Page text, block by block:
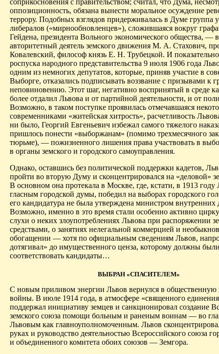
оппозиционность, обязана вынести моральное осуждение
террору. Подобных взглядов придерживалась в Думе группа
либералов («мирнообновленцев»), сложившаяся вокруг
Гейдена, президента Вольного экономического общества, —
авторитетный деятель земского движения М. А. Стахович,
Ковалевский, философ князь Е. Н. Трубецкой. И
роспуска народного представительства 9 июля 1906 года
одним из немногих депутатов, которые, приняв участие в
Выборге, отказались подписывать воззвание с призывами к
неповиновению. Этот шаг, негативно воспринятый в среде
более отдалил Львова и от партийной деятельности, и от
Возможно, в таком поступке проявилась отмечавшаяся
современниками «житейская хитрость», расчетливость
ни было, Георгий Евгеньевич избежал самого тяжелого
пришлось понести «выборжанам» (помимо трехмесячного
тюрьме), — пожизненного лишения права участвовать в
в органы земского и городского самоуправления.
Однако, оставшись без политической поддержки кадетов,
пройти во вторую Думу и сконцентрировался на «деловой»
В основном она протекала в Москве, где, кстати, в 1913 году
гласным городской думы, победил на выборах городского
его кандидатура не была утверждена министром внутренних
Возможно, именно в это время стали особенно активно
слухи о неких злоупотреблениях Львова при распоряжении
средствами, о занятиях нелегальной коммерцией и
обогащении — хотя по официальным сведениям Львов,
дотягивал» до имущественного ценза, которому должны
соответствовать кандидаты…
ВЫБРАН «СПАСИТЕЛЕМ»
С новым приливом энергии Львов вернулся в общественную
войны. В июле 1914 года, в атмосфере «священного
поддержал инициативу земцев и санкционировал создание
зем­ского союза помощи больным и раненым воинам — во
Львовым как главноуполномоченным. Львов
руках и руководство деятельностью Всероссийского союза
и объединенного комитета обоих союзов — Земгора.